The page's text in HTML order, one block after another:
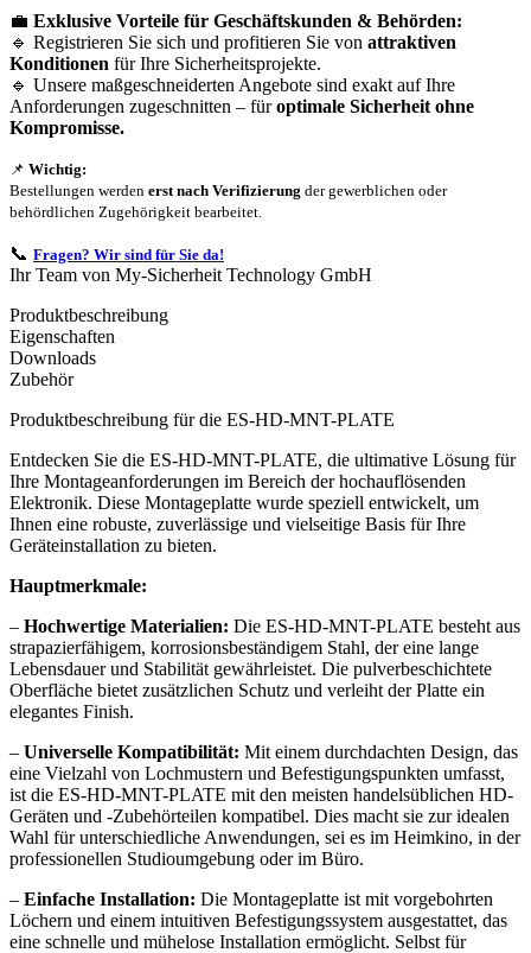
💼 Exklusive Vorteile für Geschäftskunden & Behörden:
🔹 Registrieren Sie sich und profitieren Sie von attraktiven
Konditionen für Ihre Sicherheitsprojekte.
🔹 Unsere maßgeschneiderten Angebote sind exakt auf Ihre
Anforderungen zugeschnitten – füroptimale Sicherheit ohne
Kompromisse.
📌 Wichtig:
Bestellungen werden erst nach Verifizierung der gewerblichen oder
behördlichen Zugehörigkeit bearbeitet.
📞 Fragen? Wir sind für Sie da!
Ihr Team von My-Sicherheit Technology GmbH
Produktbeschreibung
Eigenschaften
Downloads
Zubehör
Produktbeschreibung für die ES-HD-MNT-PLATE
Entdecken Sie die ES-HD-MNT-PLATE, die ultimative Lösung für
Ihre Montageanforderungen im Bereich der hochauflösenden
Elektronik. Diese Montageplatte wurde speziell entwickelt, um
Ihnen eine robuste, zuverlässige und vielseitige Basis für Ihre
Geräteinstallation zu bieten.
Hauptmerkmale:
– Hochwertige Materialien: Die ES-HD-MNT-PLATE besteht aus
strapazierfähigem, korrosionsbeständigem Stahl, der eine lange
Lebensdauer und Stabilität gewährleistet. Die pulverbeschichtete
Oberfläche bietet zusätzlichen Schutz und verleiht der Platte ein
elegantes Finish.
– Universelle Kompatibilität: Mit einem durchdachten Design, das
eine Vielzahl von Lochmustern und Befestigungspunkten umfasst,
ist die ES-HD-MNT-PLATE mit den meisten handelsüblichen HD-
Geräten und -Zubehörteilen kompatibel. Dies macht sie zur idealen
Wahl für unterschiedliche Anwendungen, sei es im Heimkino, in der
professionellen Studioumgebung oder im Büro.
– Einfache Installation: Die Montageplatte ist mit vorgebohrten
Löchern und einem intuitiven Befestigungssystem ausgestattet, das
eine schnelle und mühelose Installation ermöglicht. Selbst für